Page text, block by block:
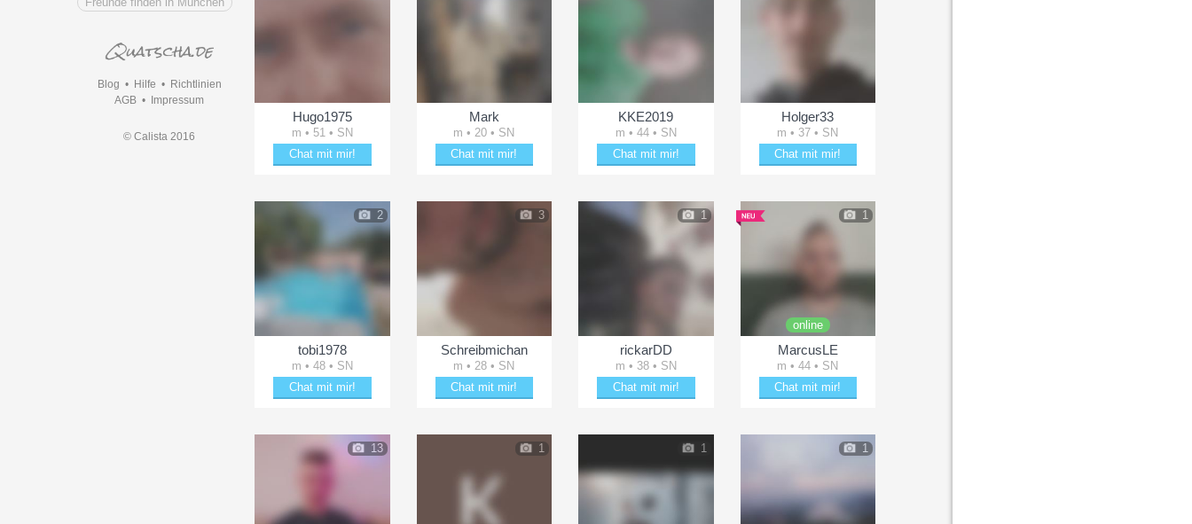
Blog • Hilfe • Richtlinien
AGB • Impressum
© Calista 2016
Hugo1975
m • 51 • SN
Chat mit mir!
Mark
m • 20 • SN
Chat mit mir!
KKE2019
m • 44 • SN
Chat mit mir!
Holger33
m • 37 • SN
Chat mit mir!
2
tobi1978
m • 48 • SN
Chat mit mir!
3
Schreibmichan
m • 28 • SN
Chat mit mir!
1
rickarDD
m • 38 • SN
Chat mit mir!
1
online
MarcusLE
m • 44 • SN
Chat mit mir!
13 1 1 1